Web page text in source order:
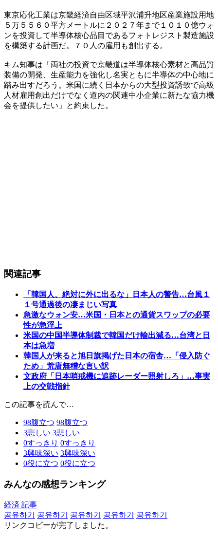
東京応化工業は京畿経済自由区域平沢浦升地区産業施設用地
５万５５６０平方メートルに２０２７年まで１０１０億ウォ
ンを投資して半導体核心品目であるフォトレジスト製造施設
を構築する計画だ。７０人の雇用も創出する。
キム知事は「両社の投資で京畿道は半導体核心素材と高品質
装備の開発、生産能力を強化し名実ともに半導体の中心地に
踏み出すだろう。米国に続く日本からの大型投資誘致で高級
人材雇用創出だけでなく道内の関連中小企業に新たな協力機
会を提供したい」と約束した。
関連記事
「韓国人、絶対に外に出るな」日本人の警告…台風１
１号通過後の凄まじい写真
急激なウォン安…米国・日本との通貨スワップの必要
性が急浮上
米国の中国半導体制裁で韓国だけ輸出減る…台湾と日
本は急増
韓国人が来ると旭日旗掲げた日本の宿舎…「侵入防ぐ
ため」荒唐無稽な言い訳
文政府「日本哨戒機に追跡レーダー照射しろ」…事実
上の交戦指針
この記事を読んで…
98腹立つ 98腹立つ
3悲しい 3悲しい
0すっきり 0すっきり
3興味深い 3興味深い
0役に立つ 0役に立つ
みんなの感想ランキング
経済 記事
공유하기
공유하기 공유하기 공유하기
공유하기
リンクコピーが完了しました。